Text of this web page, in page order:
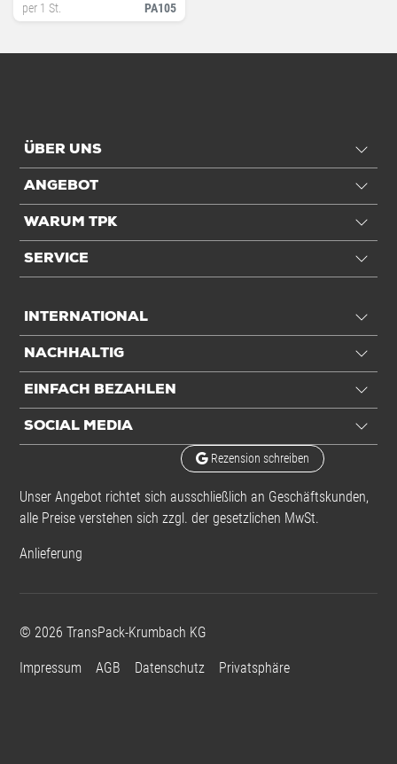
PA105
per 1 St.
ÜBER UNS
ANGEBOT
WARUM TPK
SERVICE
INTERNATIONAL
NACHHALTIG
EINFACH BEZAHLEN
SOCIAL MEDIA
Rezension schreiben
Unser Angebot richtet sich ausschließlich an Geschäftskunden,
alle Preise verstehen sich zzgl. der gesetzlichen MwSt.
Anlieferung
© 2026 TransPack-Krumbach KG
Impressum AGB Datenschutz Privatsphäre